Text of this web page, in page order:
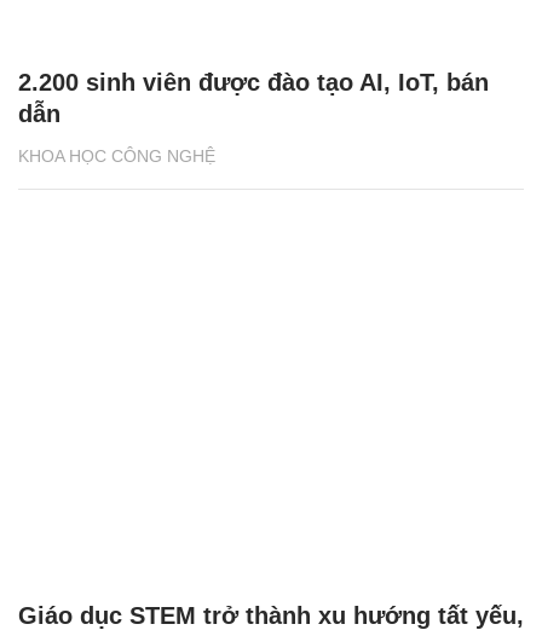
KHOA HỌC CÔNG NGHỆ
2.200 sinh viên được đào tạo AI, IoT, bán
dẫn
Giáo dục STEM trở thành xu hướng tất yếu,